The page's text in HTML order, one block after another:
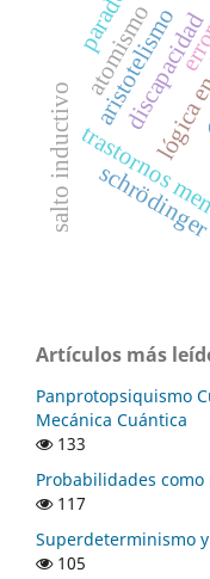
trastornos
discapacidad
aristotelismo
atomismo
salto inductivo
Artículos más
Panprotopsiquismo
Mecánica Cuántica
133
Probabilidades
117
Superdeterminismo
105